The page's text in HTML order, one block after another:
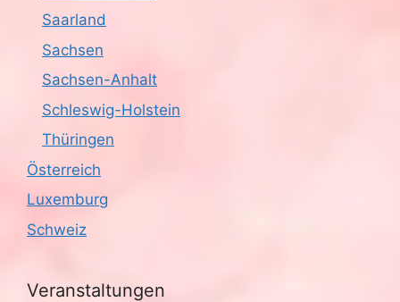
Saarland
Sachsen
Sachsen-Anhalt
Schleswig-Holstein
Thüringen
Österreich
Luxemburg
Schweiz
Veranstaltungen